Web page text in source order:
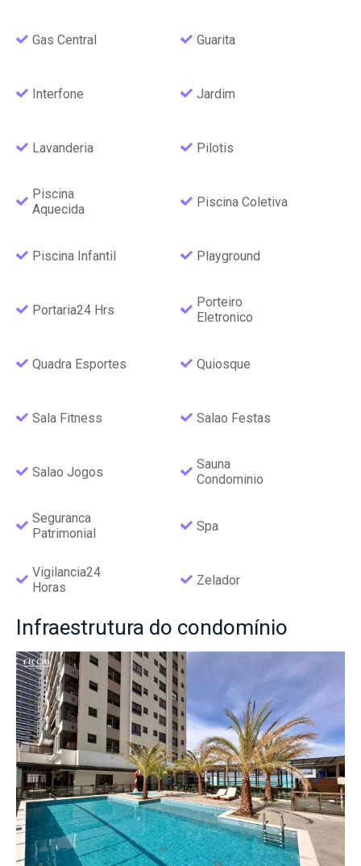
Gas Central Guarita
Interfone Jardim
Lavanderia Pilotis
Piscina
Aquecida
Piscina Coletiva
Piscina Infantil Playground
Portaria24 Hrs
Porteiro
Eletronico
Quadra Esportes Quiosque
Sala Fitness Salao Festas
Salao Jogos
Sauna
Condominio
Seguranca
Patrimonial
Spa
Vigilancia24
Horas
Zelador
Infraestrutura do condomínio